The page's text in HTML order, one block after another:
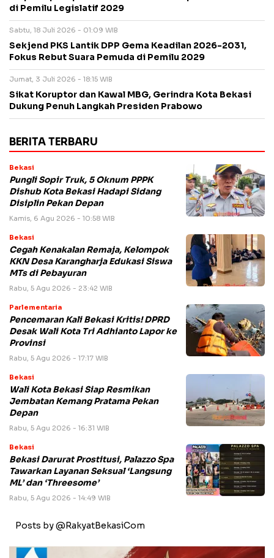
di Pemilu Legislatif 2029
Sabtu, 18 Juli 2026 - 01:09 WIB
Sekjend PKS Lantik DPP Gema Keadilan 2026-2031,
Fokus Rebut Suara Pemuda di Pemilu 2029
Jumat, 3 Juli 2026 - 18:15 WIB
Sikat Koruptor dan Kawal MBG, Gerindra Kota Bekasi
Dukung Penuh Langkah Presiden Prabowo
BERITA TERBARU
Bekasi
Pungli Sopir Truk, 5 Oknum PPPK
Dishub Kota Bekasi Hadapi Sidang
Disiplin Pekan Depan
Kamis, 6 Agu 2026 - 10:58 WIB
Bekasi
Cegah Kenakalan Remaja, Kelompok
KKN Desa Karangharja Edukasi Siswa
MTs di Pebayuran
Rabu, 5 Agu 2026 - 23:42 WIB
Parlementaria
Pencemaran Kali Bekasi Kritis! DPRD
Desak Wali Kota Tri Adhianto Lapor ke
Provinsi
Rabu, 5 Agu 2026 - 17:17 WIB
Bekasi
Wali Kota Bekasi Siap Resmikan
Jembatan Kemang Pratama Pekan
Depan
Rabu, 5 Agu 2026 - 16:31 WIB
Bekasi
Bekasi Darurat Prostitusi, Palazzo Spa
Tawarkan Layanan Seksual ‘Langsung
ML’ dan ‘Threesome’
Rabu, 5 Agu 2026 - 14:49 WIB
Posts by @RakyatBekasiCom